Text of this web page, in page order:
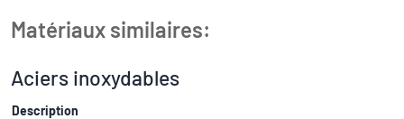
Matériaux similaires:
Aciers inoxydables
Description